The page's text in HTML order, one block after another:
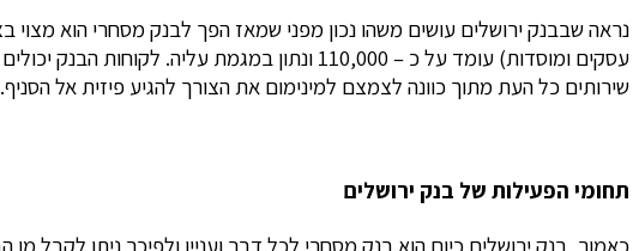
עסקים ומוסדות) עומד על כ – 110,000 ונתון במגמת עליה. לקוחות הבנק יכולים לקבל שירות בכל אחד מ – 24 סניפי בנק ירושלים, בפריסה ארצית. גם תחום
שירותים כל העת מתוך כוונה לצמצם למינימום את הצורך להגיע פיזית אל הסניף.
תחומי הפעילות של בנק ירושלים